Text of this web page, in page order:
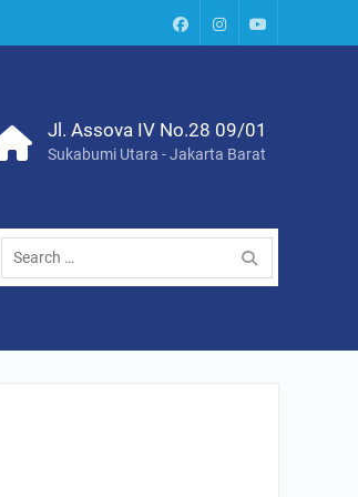
PaudInstagram
Youtube
Jl. Assova IV No.28 09/01
Sukabumi Utara - Jakarta Barat
Search
for: